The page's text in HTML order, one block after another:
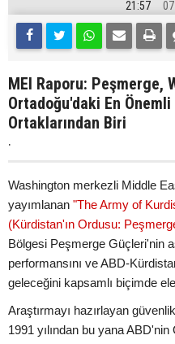
21:57
MEI Raporu: Peşmerge,
Ortadoğu'daki En
Ortaklarından Biri
.
Washington merkezli Middle
yayımlanan "The Army of
(Kürdistan'ın Ordusu:
Bölgesi Peşmerge Güçleri'nin
performansını ve ABD-
geleceğini kapsamlı biçimde ele
Araştırmayı hazırlayan
1991 yılından bu yana